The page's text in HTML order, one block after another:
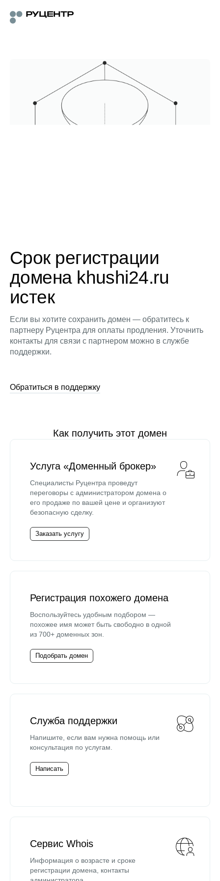
Срок регистрации
домена khushi24.ru
истек
Если вы хотите сохранить домен — обратитесь к
партнеру Руцентра для оплаты продления. Уточнить
контакты для связи с партнером можно в службе
поддержки.
Обратиться в поддержку
Как получить этот домен
Услуга «Доменный брокер»
Специалисты Руцентра проведут
переговоры с администратором домена о
его продаже по вашей цене и организуют
безопасную сделку.
Заказать услугу
Регистрация похожего домена
Воспользуйтесь удобным подбором —
похожее имя может быть свободно в одной
из 700+ доменных зон.
Подобрать домен
Служба поддержки
Напишите, если вам нужна помощь или
консультация по услугам.
Написать
Сервис Whois
Информация о возрасте и сроке
регистрации домена, контакты